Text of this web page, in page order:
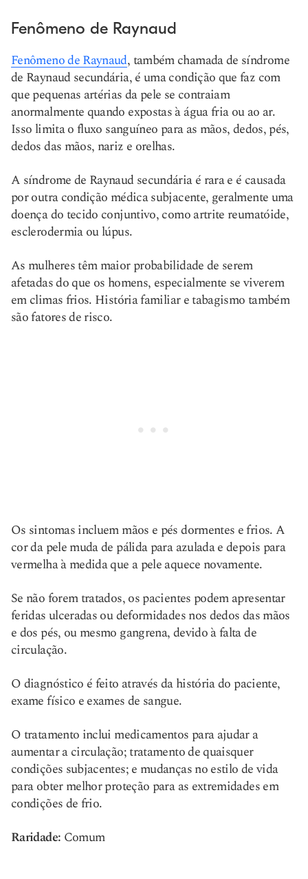
Fenômeno de Raynaud
Fenômeno de Raynaud, também chamada de síndrome
de Raynaud secundária, é uma condição que faz com
que pequenas artérias da pele se contraiam
anormalmente quando expostas à água fria ou ao ar.
Isso limita o fluxo sanguíneo para as mãos, dedos, pés,
dedos das mãos, nariz e orelhas.
A síndrome de Raynaud secundária é rara e é causada
por outra condição médica subjacente, geralmente uma
doença do tecido conjuntivo, como artrite reumatóide,
esclerodermia ou lúpus.
As mulheres têm maior probabilidade de serem
afetadas do que os homens, especialmente se viverem
em climas frios. História familiar e tabagismo também
são fatores de risco.
Os sintomas incluem mãos e pés dormentes e frios. A
cor da pele muda de pálida para azulada e depois para
vermelha à medida que a pele aquece novamente.
Se não forem tratados, os pacientes podem apresentar
feridas ulceradas ou deformidades nos dedos das mãos
e dos pés, ou mesmo gangrena, devido à falta de
circulação.
O diagnóstico é feito através da história do paciente,
exame físico e exames de sangue.
O tratamento inclui medicamentos para ajudar a
aumentar a circulação; tratamento de quaisquer
condições subjacentes; e mudanças no estilo de vida
para obter melhor proteção para as extremidades em
condições de frio.
Raridade: Comum